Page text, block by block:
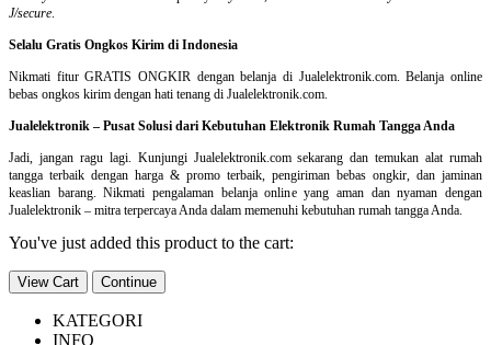
J/secure.
Selalu Gratis Ongkos Kirim di Indonesia
Nikmati fitur GRATIS ONGKIR dengan belanja di Jualelektronik.com. Belanja online
bebas ongkos kirim dengan hati tenang di Jualelektronik.com.
Jualelektronik – Pusat Solusi dari Kebutuhan Elektronik Rumah Tangga Anda
Jadi, jangan ragu lagi. Kunjungi Jualelektronik.com sekarang dan temukan alat rumah
tangga terbaik dengan harga & promo terbaik, pengiriman bebas ongkir, dan jaminan
keaslian barang. Nikmati pengalaman belanja online yang aman dan nyaman dengan
Jualelektronik – mitra terpercaya Anda dalam memenuhi kebutuhan rumah tangga Anda.
You've just added this product to the cart:
View Cart Continue
KATEGORI
INFO